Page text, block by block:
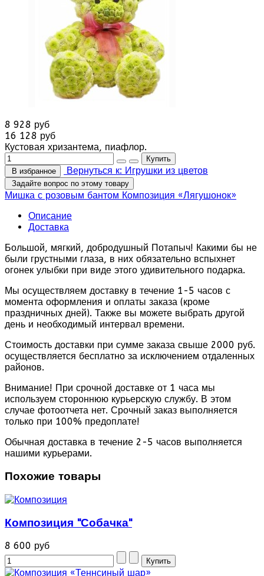
8 928 руб
16 128 руб
Кустовая хризантема, пиафлор.
В избранное Вернуться к: Игрушки из цветов
Задайте вопрос по этому товару
Мишка с розовым бантом Композиция «Лягушонок»
Описание
Доставка
Большой, мягкий, добродушный Потапыч! Какими бы не
были грустными глаза, в них обязательно вспыхнет
огонек улыбки при виде этого удивительного подарка.
Мы осуществляем доставку в течение 1-5 часов с
момента оформления и оплаты заказа (кроме
праздничных дней). Также вы можете выбрать другой
день и необходимый интервал времени.
Стоимость доставки при сумме заказа свыше 2000 руб.
осуществляется бесплатно за исключением отдаленных
районов.
Внимание! При срочной доставке от 1 часа мы
используем стороннюю курьерскую службу. В этом
случае фотоотчета нет. Срочный заказ выполняется
только при 100% предоплате!
Обычная доставка в течение 2-5 часов выполняется
нашими курьерами.
Похожие товары
Композиция "Собачка"
8 600 руб